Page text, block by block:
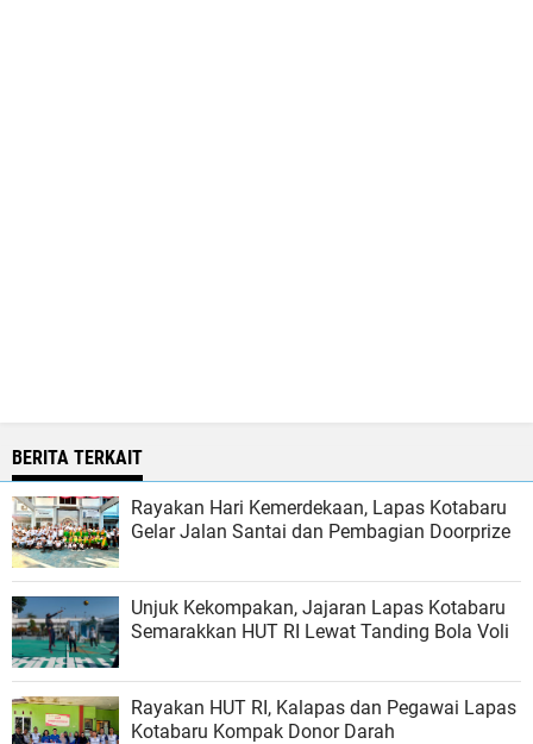
BERITA TERKAIT
Rayakan Hari Kemerdekaan, Lapas Kotabaru
Gelar Jalan Santai dan Pembagian Doorprize
Unjuk Kekompakan, Jajaran Lapas Kotabaru
Semarakkan HUT RI Lewat Tanding Bola Voli
Rayakan HUT RI, Kalapas dan Pegawai Lapas
Kotabaru Kompak Donor Darah